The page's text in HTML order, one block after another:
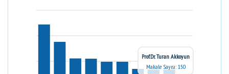
Prof.Dr. Turan Akkoyun
Makale Sayısı: 150